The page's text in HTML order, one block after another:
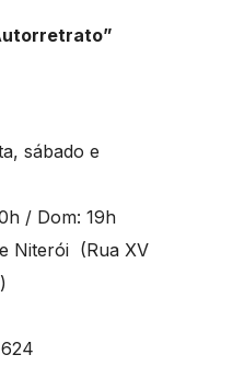
sábado e
/ Dom: 19h
Niterói (Rua XV